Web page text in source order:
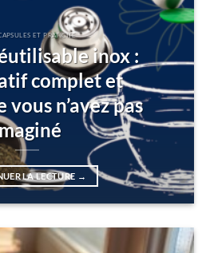
ET PRATICITÉ
inox :
complet et
vous n’avez pas
LA LECTURE →